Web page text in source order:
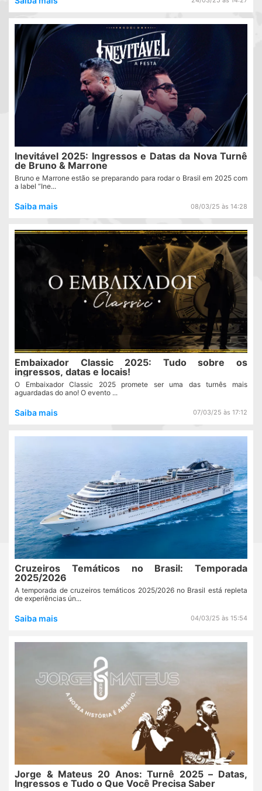
Inevitável 2025: Ingressos e Datas da Nova Turnê
de Bruno & Marrone
Bruno e Marrone estão se preparando para rodar o Brasil em 2025 com
a label “Ine...
Saiba mais 08/03/25 às 14:28
Embaixador Classic 2025: Tudo sobre os
ingressos, datas e locais!
O Embaixador Classic 2025 promete ser uma das turnês mais
aguardadas do ano! O evento ...
Saiba mais 07/03/25 às 17:12
Cruzeiros Temáticos no Brasil: Temporada
2025/2026
A temporada de cruzeiros temáticos 2025/2026 no Brasil está repleta
de experiências ún...
Saiba mais 04/03/25 às 15:54
Jorge & Mateus 20 Anos: Turnê 2025 – Datas,
Ingressos e Tudo o Que Você Precisa Saber